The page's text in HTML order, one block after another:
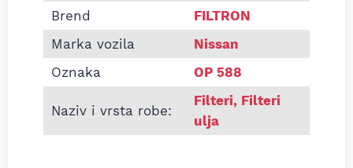
Brend
FILTRON
Marka vozila
Nissan
Oznaka
OP 588
Naziv i vrsta robe:
Filteri, Filteri
ulja